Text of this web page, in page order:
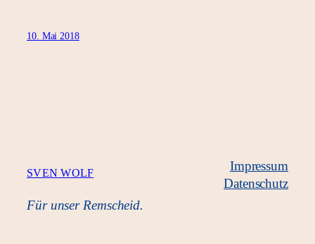
10. Mai 2018
SVEN WOLF
Für unser Remscheid.
Impressum
Datenschutz